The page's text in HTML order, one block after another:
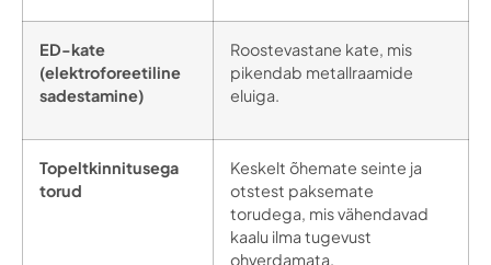
ED-kate
(elektroforeetiline
sadestamine)
Roostevastane kate, mis
pikendab metallraamide
eluiga.
Topeltkinnitusega
torud
Keskelt õhemate seinte ja
otstest paksemate
torudega, mis vähendavad
kaalu ilma tugevust
ohverdamata.